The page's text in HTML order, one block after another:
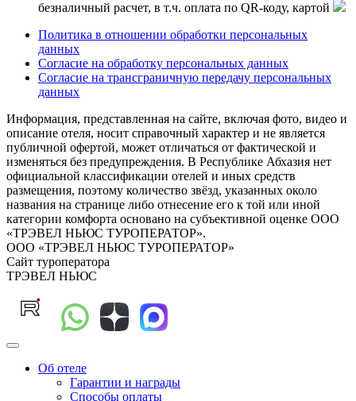
безналичный расчет, в т.ч. оплата по QR-коду, картой
Политика в отношении обработки персональных
данных
Согласие на обработку персональных данных
Согласие на трансграничную передачу персональных
данных
Информация, представленная на сайте, включая фото, видео и
описание отеля, носит справочный характер и не является
публичной офертой, может отличаться от фактической и
изменяться без предупреждения. В Республике Абхазия нет
официальной классификации отелей и иных средств
размещения, поэтому количество звёзд, указанных около
названия на странице либо отнесение его к той или иной
категории комфорта основано на субъективной оценке ООО
«ТРЭВЕЛ НЬЮС ТУРОПЕРАТОР».
ООО «ТРЭВЕЛ НЬЮС ТУРОПЕРАТОР»
Сайт туроператора
ТРЭВЕЛ НЬЮС
Об отеле
Гарантии и награды
Способы оплаты